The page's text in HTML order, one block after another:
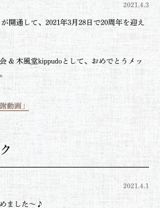
2021.4.3
開通して、2021年3月28日で20周年を迎え
& 木風堂kippudoとして、おめでとうメッ
動画」
2021.4.1
ました～♪